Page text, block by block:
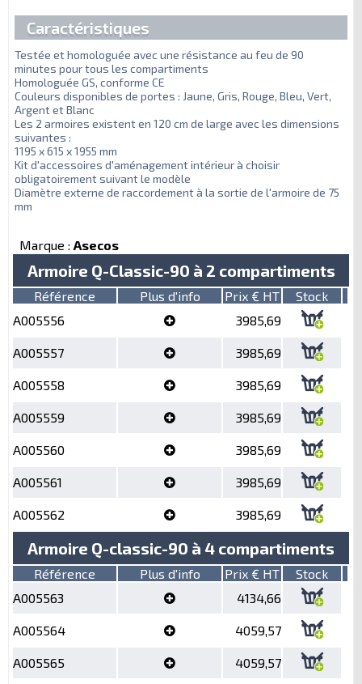
Caractéristiques
Testée et homologuée avec une résistance au feu de 90
minutes pour tous les compartiments
Homologuée GS, conforme CE
Couleurs disponibles de portes : Jaune, Gris, Rouge, Bleu, Vert,
Argent et Blanc
Les 2 armoires existent en 120 cm de large avec les dimensions
suivantes :
1195 x 615 x 1955 mm
Kit d'accessoires d'aménagement intérieur à choisir
obligatoirement suivant le modèle
Diamètre externe de raccordement à la sortie de l'armoire de 75
mm
Marque : Asecos
Armoire Q-Classic-90 à 2 compartiments
Référence Plus d'info Prix € HT
Stock
A005556
3985,69
A005557 3985,69
A005558 3985,69
A005559 3985,69
A005560 3985,69
A005561 3985,69
A005562 3985,69
Armoire Q-classic-90 à 4 compartiments
Référence Plus d'info Prix € HT
Stock
A005563
4134,66
A005564 4059,57
A005565 4059,57